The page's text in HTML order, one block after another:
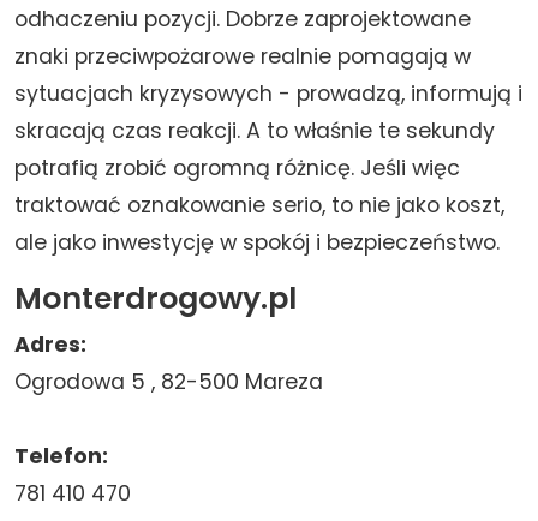
odhaczeniu pozycji. Dobrze zaprojektowane
znaki przeciwpożarowe realnie pomagają w
sytuacjach kryzysowych - prowadzą, informują i
skracają czas reakcji. A to właśnie te sekundy
potrafią zrobić ogromną różnicę. Jeśli więc
traktować oznakowanie serio, to nie jako koszt,
ale jako inwestycję w spokój i bezpieczeństwo.
Monterdrogowy.pl
Adres:
Ogrodowa 5 , 82-500 Mareza
Telefon:
781 410 470